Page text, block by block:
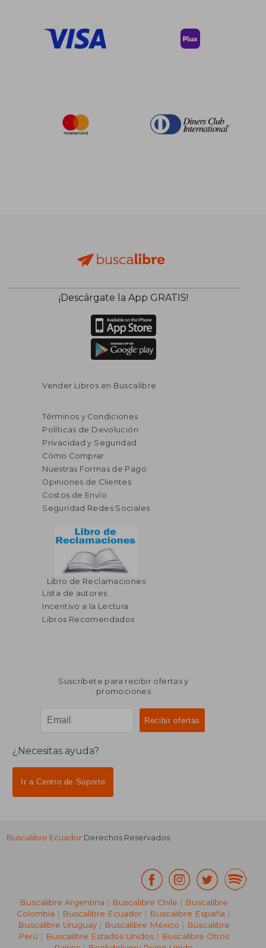
¡Descárgate la App GRATIS!
Vender Libros en Buscalibre
Términos y Condiciones
Políticas de Devolución
Privacidad y Seguridad
Cómo Comprar
Nuestras Formas de Pago
Opiniones de Clientes
Costos de Envío
Seguridad Redes Sociales
Libro de Reclamaciones
Lista de autores
Incentivo a la Lectura
Libros Recomendados
Suscríbete para recibir ofertas y
promociones
¿Necesitas ayuda?
Ir a Centro de Soporte
Buscalibre Ecuador Derechos Reservados.
Buscalibre Argentina | Buscalibre Chile | Buscalibre
Colombia | Buscalibre Ecuador | Buscalibre España |
Buscalibre Uruguay| Buscalibre México | Buscalibre
Perú | Buscalibre Estados Unidos| Buscalibre Otros